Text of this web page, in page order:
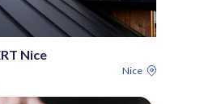
Nice
Nice